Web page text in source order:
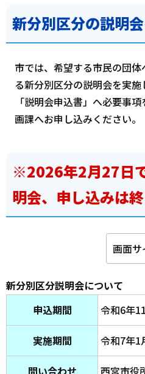
新分別区分の説明
市では、希望する市民の団
る新分別区分の説明会を実施
「説明会申込書」へ必要事
画課へお申し込みください。
※2026年2月27日
明会、申し込みは
画面サ
新分別区分説明会について
申込期間
令和6年
実施期間 令和7年1
問い合わせ 西宮市役